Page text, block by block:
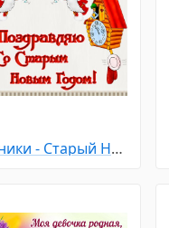
Праздники - Старый Новый Год